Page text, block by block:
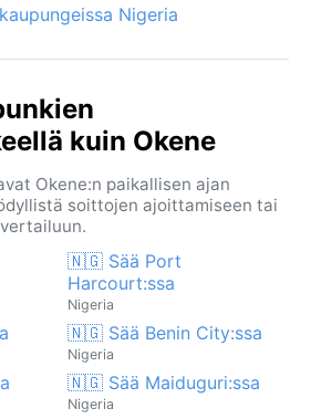
Nigeria
kuin Okene
Okene:n paikallisen ajan
soittojen ajoittamiseen tai
🇳🇬 Sää Port
Harcourt:ssa
Nigeria
🇳🇬 Sää Benin City:ssa
Nigeria
🇳🇬 Sää Maiduguri:ssa
Nigeria